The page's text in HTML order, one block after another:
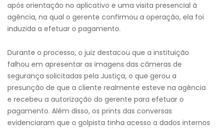
após orientação no aplicativo e uma visita presencial à
agência, na qual o gerente confirmou a operação, ela foi
induzida a efetuar o pagamento.
Durante o processo, o juiz destacou que a instituição
falhou em apresentar as imagens das câmeras de
segurança solicitadas pela Justiça, o que gerou a
presunção de que a cliente realmente esteve na agência
e recebeu a autorização do gerente para efetuar o
pagamento. Além disso, os prints das conversas
evidenciaram que o golpista tinha acesso a dados internos